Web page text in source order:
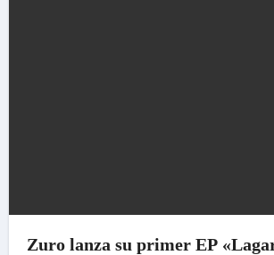
Zuro lanza su primer EP